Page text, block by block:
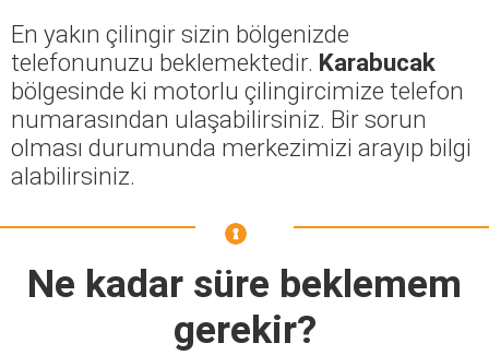
En yakın çilingir sizin bölgenizde
telefonunuzu beklemektedir. Karabucak
bölgesinde ki motorlu çilingircimize telefon
numarasından ulaşabilirsiniz. Bir sorun
olması durumunda merkezimizi arayıp bilgi
alabilirsiniz.
Ne kadar süre beklemem
gerekir?